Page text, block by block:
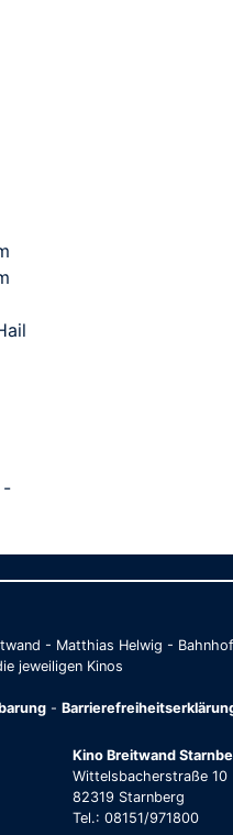
-
- Matthias Helwig -
jeweiligen Kinos
-
Kino Breitwand
Wittelsbacherstraße 10
82319 Starnberg
Tel.: 08151/971800